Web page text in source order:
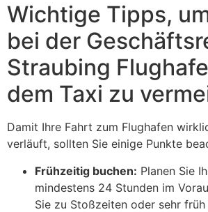
Wichtige Tipps,
bei der
Straubing
dem Taxi zu
Damit Ihre Fahrt zum Flughafen
verläuft, sollten Sie einige Punkte
Frühzeitig buchen: Planen Sie
mindestens 24 Stunden im
Sie zu Stoßzeiten oder sehr